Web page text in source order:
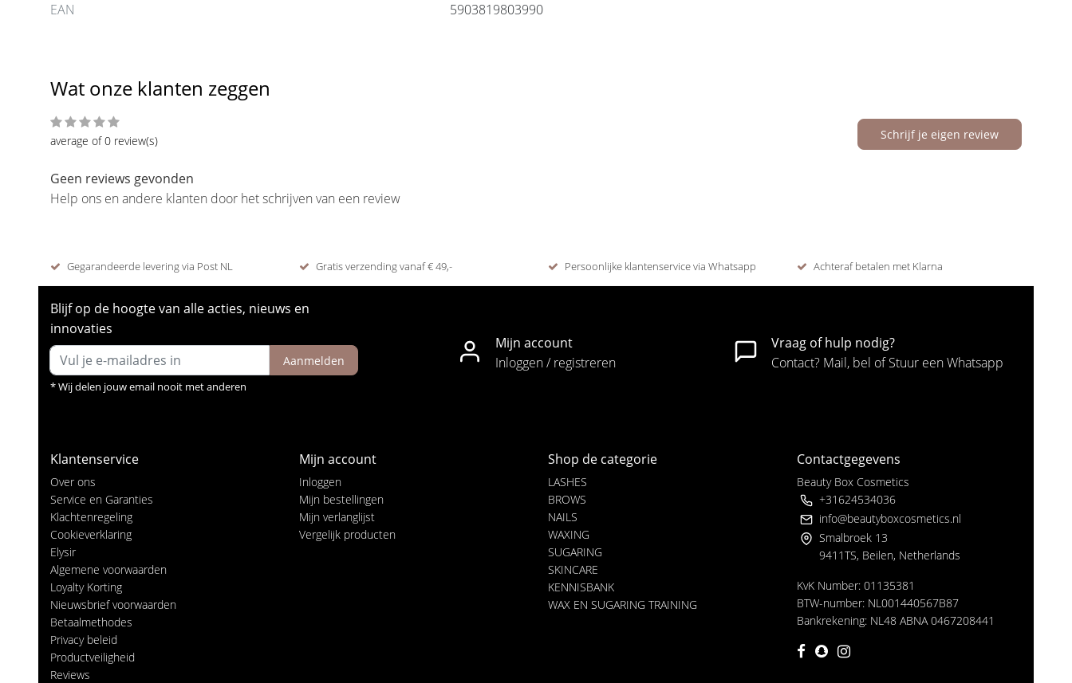
EAN
5903819803990
Wat onze klanten zeggen
average of 0 review(s) Schrijf je eigen review
Geen reviews gevonden
Help ons en andere klanten door het schrijven van een review
Gegarandeerde levering via Post NL Gratis verzending vanaf € 49,- Persoonlijke klantenservice via Whatsapp Achteraf betalen met Klarna
Blijf op de hoogte van alle acties, nieuws en
innovaties
Aanmelden
* Wij delen jouw email nooit met anderen
Mijn account
Inloggen / registreren
Vraag of hulp nodig?
Contact? Mail, bel of Stuur een Whatsapp
Klantenservice
Over ons
Service en Garanties
Klachtenregeling
Cookieverklaring
Elysir
Algemene voorwaarden
Loyalty Korting
Nieuwsbrief voorwaarden
Betaalmethodes
Privacy beleid
Productveiligheid
Reviews
Mijn account
Inloggen
Mijn bestellingen
Mijn verlanglijst
Vergelijk producten
Shop de categorie
LASHES
BROWS
NAILS
WAXING
SUGARING
SKINCARE
KENNISBANK
WAX EN SUGARING TRAINING
Contactgegevens
Beauty Box Cosmetics
+31624534036
info@beautyboxcosmetics.nl
Smalbroek 13
9411TS, Beilen, Netherlands
KvK Number: 01135381
BTW-number: NL001440567B87
Bankrekening: NL48 ABNA 0467208441